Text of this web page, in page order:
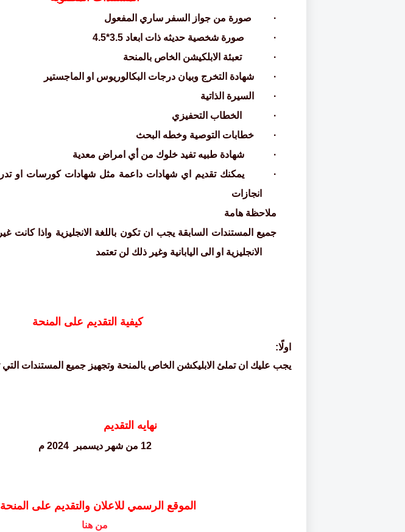
· صورة من جواز السفر ساري المفعول
·
صورة شخصية حديثه ذات ابعاد 3.5*4.5
·
تعبئة الابلكيشن الخاص بالمنحة
·
شهادة التخرج وبيان درجات البكالوريوس او الماجستير
·
السيرة الذاتية
·
الخطاب التحفيزي
·
خطابات التوصية وخطه البحث
·
شهادة طبيه تفيد خلوك من أي امراض معدية
·
يمكنك تقديم اي شهادات داعمة مثل شهادات كورسات او
انجازات
ملاحظة هامة
جميع المستندات
السابقة يجب ان تكون باللغة الانجليزية واذا كانت
الانجليزية او الى اليابانية وغير ذلك لن تعتمد
كيفية التقديم على المنحة
اولًا:
يجب عليك ان تملئ الابليكشن الخاص بالمنحة وتجهيز جميع المستندات التي
نهايه التقديم
12 من شهر ديسمبر 2024 م
الموقع الرسمي للاعلان والتقديم على المنحة
من هنا